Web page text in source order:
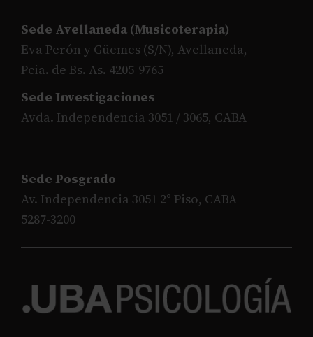
Sede Avellaneda (Musicoterapia)
Eva Perón y Güemes (S/N), Avellaneda,
Pcia. de Bs. As. 4205-9765
Sede Investigaciones
Avda. Independencia 3051 / 3065, CABA
Sede Posgrado
Av. Independencia 3051 2° Piso, CABA
5287-3200